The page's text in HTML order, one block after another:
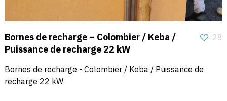
Bornes de recharge – Colombier / Keba /
Puissance de recharge 22 kW
28
Bornes de recharge - Colombier / Keba / Puissance de
recharge 22 kW